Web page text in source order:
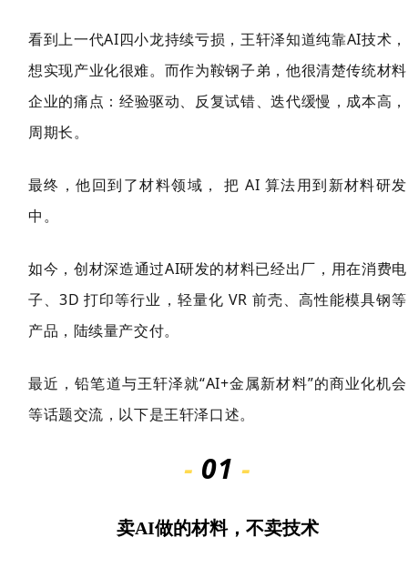
看到上一代AI四小龙持续亏损 ，王轩泽知道纯靠AI技术，
想实现产业化很难。而作为鞍钢子弟，他很清楚传统材料
企业的痛点： 经验驱动、反复试错、迭代缓慢，成本高，
周期长。
最终，他回到了材料领域， 把 AI 算法用到新材料研发
中。
如今，创材深造通过AI研发的材料已经出厂，用在消费电
子、3D 打印等行业，轻量化 VR 前壳、高性能模具钢等
产品，陆续量产交付。
最近，铅笔道与王轩泽就“AI+金属新材料”的商业化机会
等话题交流，以下是王轩泽口述。
- 01-
卖AI做的材料，不卖技术